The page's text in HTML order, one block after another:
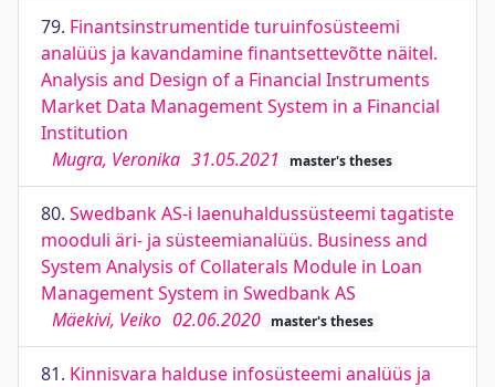
79. Finantsinstrumentide turuinfosüsteemi
analüüs ja kavandamine finantsettevõtte näitel.
Analysis and Design of a Financial Instruments
Market Data Management System in a Financial
Institution
Mugra, Veronika 31.05.2021 master's theses
80. Swedbank AS-i laenuhaldussüsteemi tagatiste
mooduli äri- ja süsteemianalüüs. Business and
System Analysis of Collaterals Module in Loan
Management System in Swedbank AS
Mäekivi, Veiko 02.06.2020 master's theses
81. Kinnisvara halduse infosüsteemi analüüs ja